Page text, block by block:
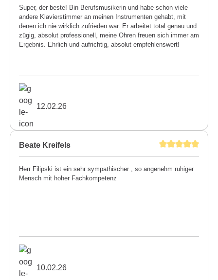
Super, der beste! Bin Berufsmusikerin und habe schon viele
andere Klavierstimmer an meinen Instrumenten gehabt, mit
denen ich nie wirklich zufrieden war. Er arbeitet total genau und
zügig, absolut professionell, meine Ohren freuen sich immer am
Ergebnis. Ehrlich und aufrichtig, absolut empfehlenswert!
12.02.26
Beate Kreifels
Herr Filipski ist ein sehr sympathischer , so angenehm ruhiger
Mensch mit hoher Fachkompetenz
10.02.26